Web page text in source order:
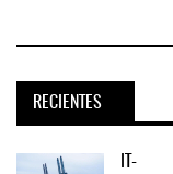
RECIENTES
IT-